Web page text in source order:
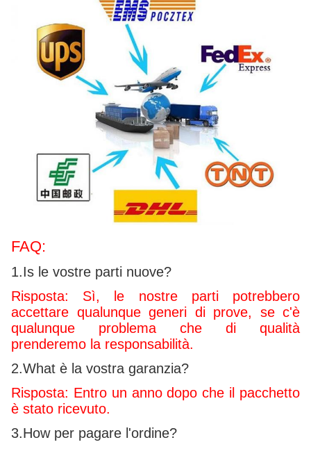
FAQ:
1.Is le vostre parti nuove?
Risposta: Sì, le nostre parti potrebbero
accettare qualunque generi di prove, se c'è
qualunque problema che di qualità
prenderemo la responsabilità.
2.What è la vostra garanzia?
Risposta: Entro un anno dopo che il pacchetto
è stato ricevuto.
3.How per pagare l'ordine?